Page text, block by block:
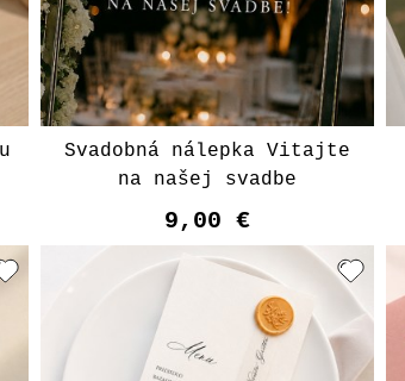
Svadobná nálepka Vitajte
na našej svadbe
9,00 €
Vyberte variant